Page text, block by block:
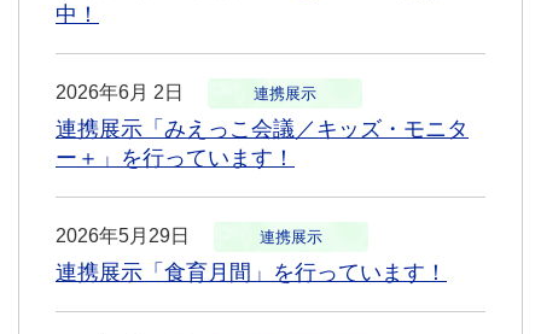
中！
2026年6月 2日 連携展示
連携展示「みえっこ会議／キッズ・モニタ
ー＋」を行っています！
2026年5月29日 連携展示
連携展示「食育月間」を行っています！